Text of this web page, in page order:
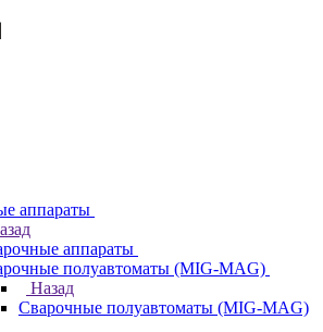
аппараты
аппараты
полуавтоматы (MIG-MAG)
Назад
Сварочные полуавтоматы (MIG-MAG)